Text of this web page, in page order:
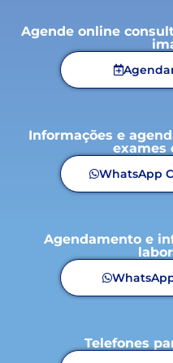
Agende online
Informações e
exames
WhatsApp
Agendamento e
Telefones